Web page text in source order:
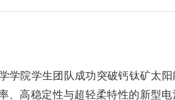
学院学生团队成功突破钙钛矿太阳
、高稳定性与超轻柔特性的新型电